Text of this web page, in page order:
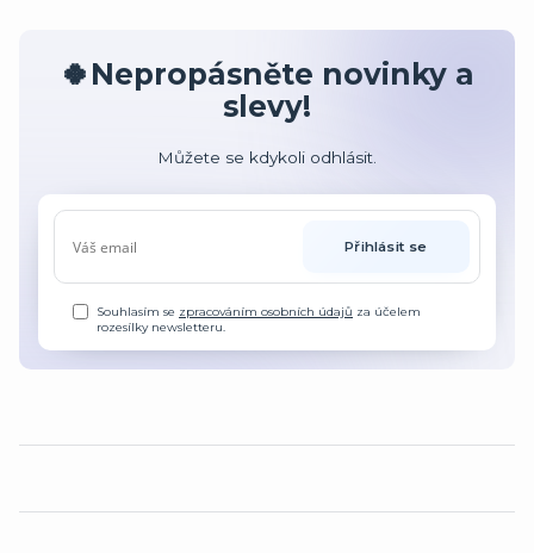
🍀Nepropásněte novinky a
slevy!
Můžete se kdykoli odhlásit.
Přihlásit se
Souhlasím se zpracováním osobních údajů za účelem
rozesílky newsletteru.